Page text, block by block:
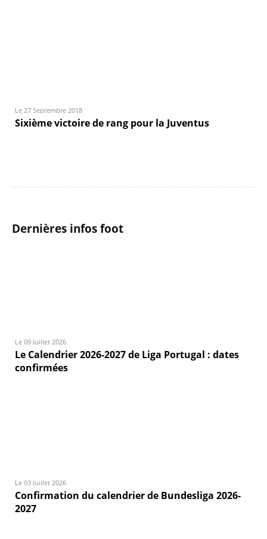
Le 27 Septembre 2018
Sixième victoire de rang pour la Juventus
Dernières infos foot
Le 09 Juillet 2026
Le Calendrier 2026-2027 de Liga Portugal : dates
confirmées
Le 03 Juillet 2026
Confirmation du calendrier de Bundesliga 2026-
2027